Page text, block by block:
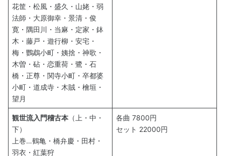
花筐・松風・盛久・山姥・弱
法師・大原御幸・景清・俊
寛・隅田川・当麻・定家・鉢
木・藤戸・遊行柳・安宅・
梅・鸚鵡小町・姨捨・神歌・
木曽・砧・恋重荷・鷺・石
橋・正尊・関寺小町・卒都婆
小町・道成寺・木賊・檜垣・
望月
観世流入門稽古本 （上・中・
下）
上巻…鶴亀・橋弁慶・田村・
羽衣・紅葉狩
各曲 7800円
セット 22000円